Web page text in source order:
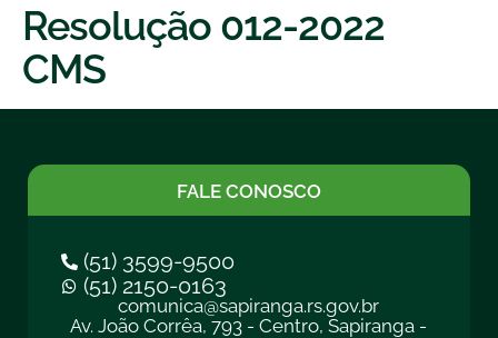
Resolução 012-2022
CMS
FALE CONOSCO
(51) 3599-9500
(51) 2150-0163
comunica@sapiranga.rs.gov.br
Av. João Corrêa, 793 - Centro, Sapiranga -